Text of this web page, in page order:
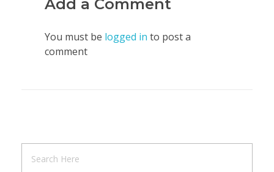
Add a Comment
You must be logged in to post a
comment